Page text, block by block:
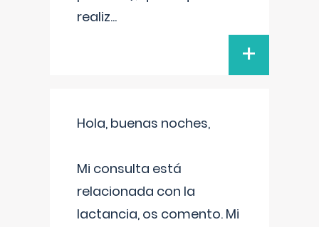
realiz...
+
Hola, buenas noches,
Mi consulta está
relacionada con la
lactancia, os comento. Mi